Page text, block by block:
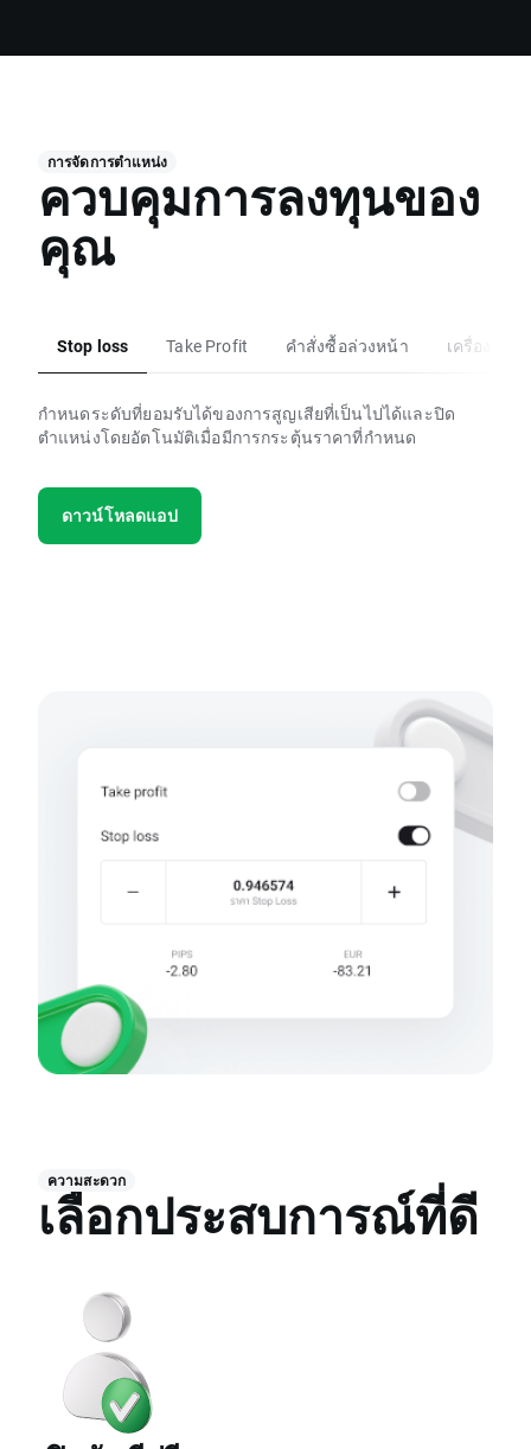
การจัดการตำแหน่ง
ควบคุมการลงทุนของ
คุณ
Stop loss Take Profit คำสั่งซื้อล่วงหน้า เครื่องคำ
กำหนดระดับที่ยอมรับได้ของการสูญเสียที่เป็นไปได้และปิด
ตำแหน่งโดยอัตโนมัติเมื่อมีการกระตุ้นราคาที่กำหนด
ดาวน์โหลดแอป
ความสะดวก
เลือกประสบการณ์ที่ดี